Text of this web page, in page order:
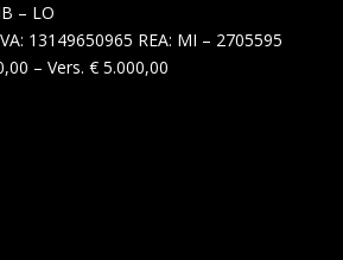
– LO
13149650965 REA: MI – 2705595
– Vers. € 5.000,00